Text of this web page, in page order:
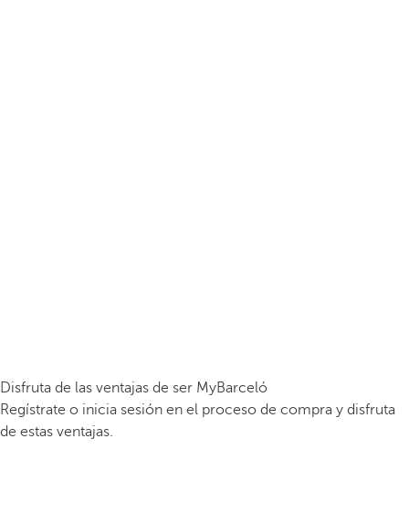
Disfruta de las ventajas de ser MyBarceló
Regístrate o inicia sesión en el proceso de compra y disfruta
de estas ventajas.